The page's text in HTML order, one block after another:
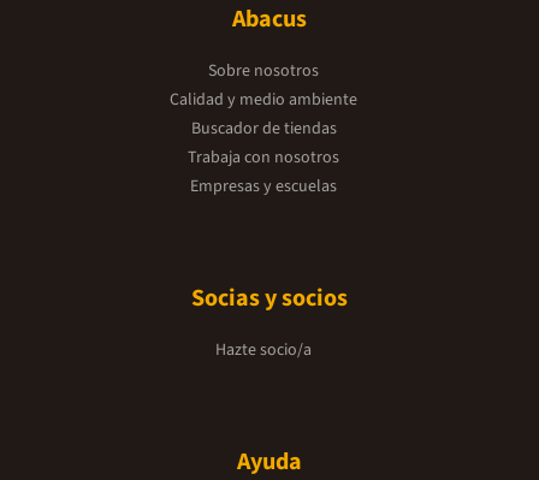
Abacus
Sobre nosotros
Calidad y medio ambiente
Buscador de tiendas
Trabaja con nosotros
Empresas y escuelas
Socias y socios
Hazte socio/a
Ayuda